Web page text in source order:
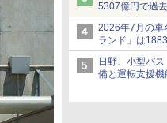
5307億円で過
2026年7月の車
ランド」は
は2591台で27
日野、小型バ
備と運転支援機